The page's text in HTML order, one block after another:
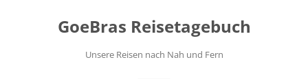
GoeBras Reisetagebuch
Unsere Reisen nach Nah und Fern